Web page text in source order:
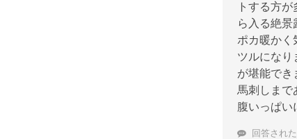
トする方
ら入る絶景
ポカ暖かく
ツルになり
が堪能でき
馬刺しまで
腹いっぱい
回答され